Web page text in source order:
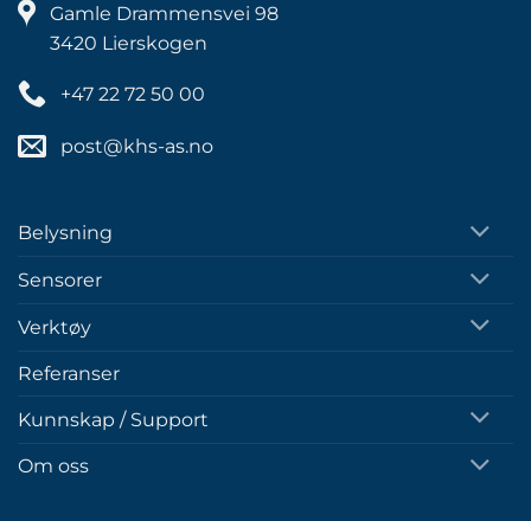
Gamle Drammensvei 98
3420 Lierskogen
+47 22 72 50 00
post@khs-as.no
Belysning
Sensorer
Verktøy
Referanser
Kunnskap / Support
Om oss